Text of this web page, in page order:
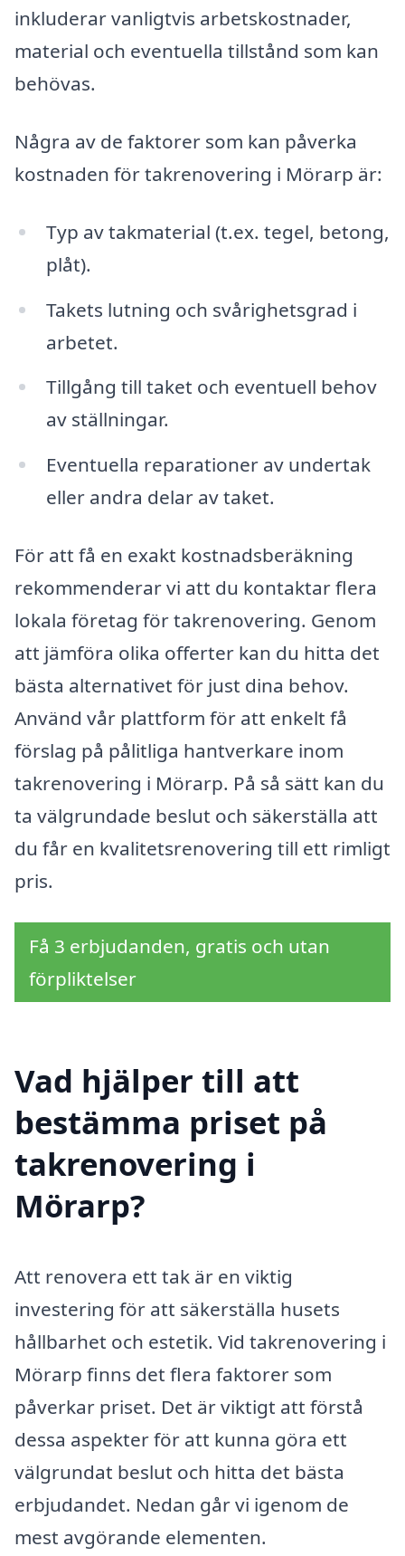
inkluderar vanligtvis arbetskostnader,
material och eventuella tillstånd som kan
behövas.
Några av de faktorer som kan påverka
kostnaden för takrenovering i Mörarp är:
Typ av takmaterial (t.ex. tegel, betong,
plåt).
Takets lutning och svårighetsgrad i
arbetet.
Tillgång till taket och eventuell behov
av ställningar.
Eventuella reparationer av undertak
eller andra delar av taket.
För att få en exakt kostnadsberäkning
rekommenderar vi att du kontaktar flera
lokala företag för takrenovering. Genom
att jämföra olika offerter kan du hitta det
bästa alternativet för just dina behov.
Använd vår plattform för att enkelt få
förslag på pålitliga hantverkare inom
takrenovering i Mörarp. På så sätt kan du
ta välgrundade beslut och säkerställa att
du får en kvalitetsrenovering till ett rimligt
pris.
Få 3 erbjudanden, gratis och utan
förpliktelser
Vad hjälper till att
bestämma priset på
takrenovering i
Mörarp?
Att renovera ett tak är en viktig
investering för att säkerställa husets
hållbarhet och estetik. Vid takrenovering i
Mörarp finns det flera faktorer som
påverkar priset. Det är viktigt att förstå
dessa aspekter för att kunna göra ett
välgrundat beslut och hitta det bästa
erbjudandet. Nedan går vi igenom de
mest avgörande elementen.